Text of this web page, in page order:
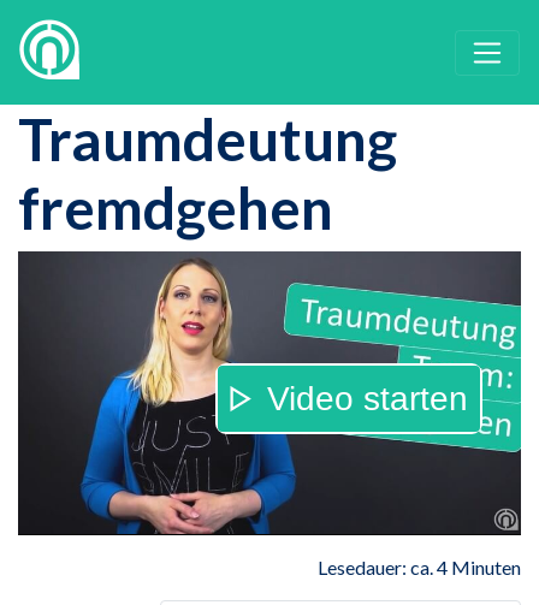
Traumdeutung
fremdgehen
Video starten
Lesedauer: ca. 4 Minuten